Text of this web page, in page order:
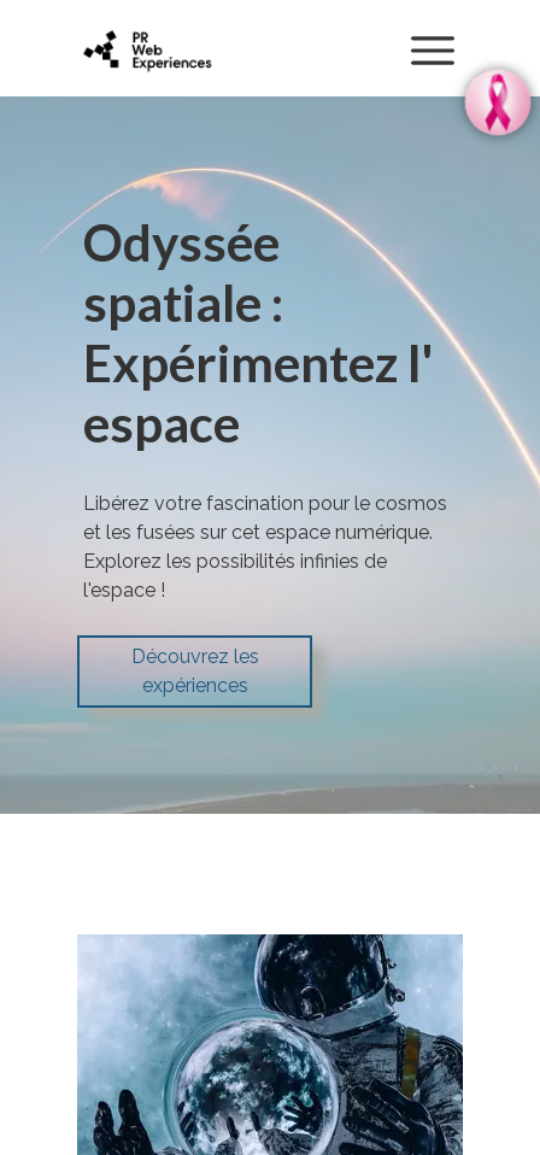
Odyssée
spatiale :
Expérimentez l'
espace
Libérez votre fascination pour le cosmos
et les fusées sur cet espace numérique.
Explorez les possibilités infinies de
l'espace !
Découvrez les
expériences